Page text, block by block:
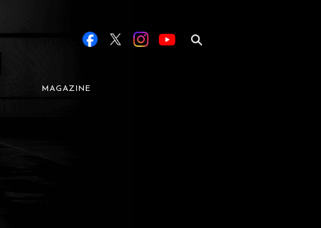
MAGAZINE